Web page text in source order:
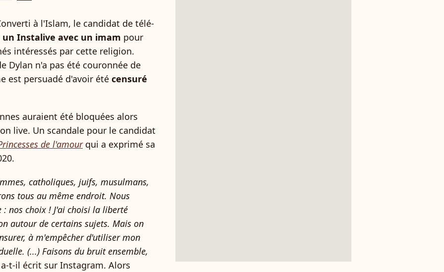
à l'Islam, le candidat de télé-
un Instalive avec un imam pour
intéressés par cette religion.
Dylan n'a pas été couronnée de
est persuadé d'avoir été censuré
auraient été bloquées alors
live. Un scandale pour le candidat
de l'amourqui a exprimé sa
catholiques, juifs, musulmans,
tous au même endroit. Nous
nos choix ! J'ai choisi la liberté
autour de certains sujets. Mais on
à m'empêcher d'utiliser mon
(...) Faisons du bruit ensemble,
t-il écrit sur Instagram. Alors